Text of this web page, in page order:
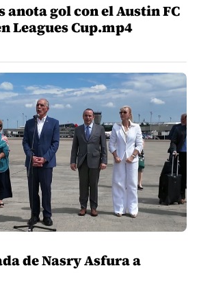
anota gol con el Austin FC
Leagues Cup.mp4
de Nasry Asfura a